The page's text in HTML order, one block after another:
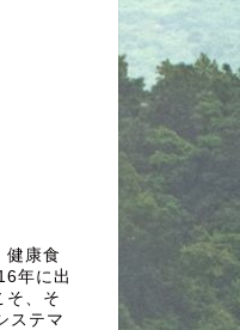
健康食
年に出
そ、そ
ステマ